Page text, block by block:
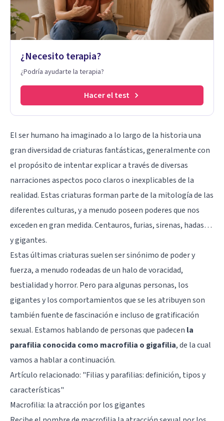
¿Necesito terapia?
¿Podría ayudarte la terapia?
Hacer el test
El ser humano ha imaginado a lo largo de la historia una
gran diversidad de criaturas fantásticas, generalmente con
el propósito de intentar explicar a través de diversas
narraciones aspectos poco claros o inexplicables de la
realidad. Estas criaturas forman parte de la mitología de las
diferentes culturas, y a menudo poseen poderes que nos
exceden en gran medida. Centauros, furias, sirenas, hadas…
y gigantes.
Estas últimas criaturas suelen ser sinónimo de poder y
fuerza, a menudo rodeadas de un halo de voracidad,
bestialidad y horror. Pero para algunas personas, los
gigantes y los comportamientos que se les atribuyen son
también fuente de fascinación e incluso de gratificación
sexual. Estamos hablando de personas que padecen la
parafilia conocida como macrofilia o gigafilia, de la cual
vamos a hablar a continuación.
Artículo relacionado: "Filias y parafilias: definición, tipos y
características"
Macrofilia: la atracción por los gigantes